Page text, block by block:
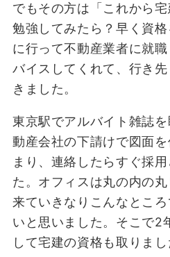
でもその方は「これから
勉強してみたら？早く資
に行って不動産業者に就
バイスしてくれて、行き
きました。
東京駅でアルバイト雑誌
動産会社の下請けで図面
まり、連絡したらすぐ採
た。オフィスは丸の内の
来ていきなりこんなとこ
いと思いました。そこで2
して宅建の資格も取りまし